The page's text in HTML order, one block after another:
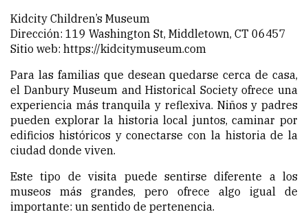
Kidcity Children’s Museum
Dirección: 119 Washington St, Middletown, CT 06457
Sitio web: https://kidcitymuseum.com
Para las familias que desean quedarse cerca de casa,
el Danbury Museum and Historical Society ofrece una
experiencia más tranquila y reflexiva. Niños y padres
pueden explorar la historia local juntos, caminar por
edificios históricos y conectarse con la historia de la
ciudad donde viven.
Este tipo de visita puede sentirse diferente a los
museos más grandes, pero ofrece algo igual de
importante: un sentido de pertenencia.